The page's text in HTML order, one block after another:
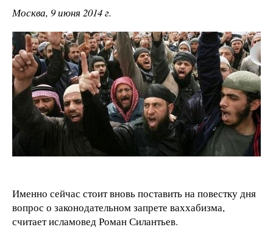
Москва, 9 июня 2014 г.
Именно сейчас стоит вновь поставить на повестку дня
вопрос о законодательном запрете ваххабизма,
считает исламовед Роман Силантьев.